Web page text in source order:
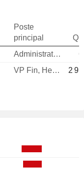
Poste
principal
Administrateur
VP Fin, Head of Strat & CapMkt 2